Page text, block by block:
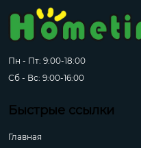
Пн - Пт: 9:00-18:00
Сб - Вс: 9:00-16:00
Быстрые ссылки
Главная